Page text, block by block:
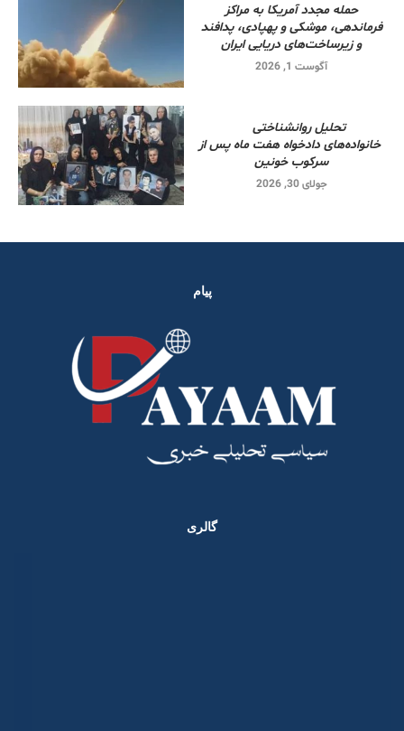
حمله مجدد آمریکا به مراکز
فرماندهی، موشکی و پهپادی، پدافند
و زیرساخت‌های دریایی ایران
آگوست 1, 2026
تحلیل روانشناختی
خانواده‌های دادخواه هفت ماه پس از
سرکوب خونین
جولای 30, 2026
پیام
گالری